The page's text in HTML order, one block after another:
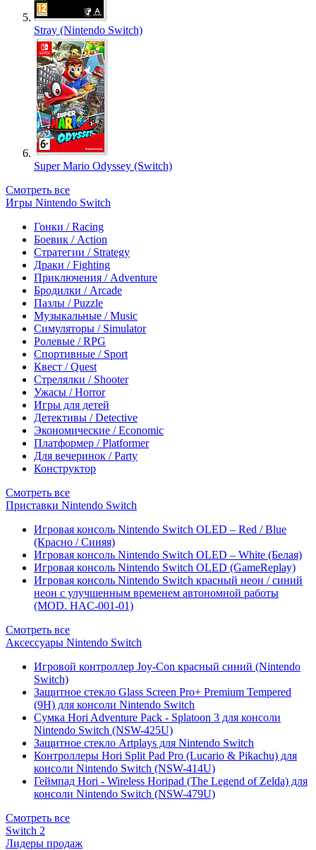
Stray (Nintendo Switch)
Super Mario Odyssey (Switch)
Смотреть все
Игры Nintendo Switch
Гонки / Racing
Боевик / Action
Стратегии / Strategy
Драки / Fighting
Приключения / Adventure
Бродилки / Arcade
Пазлы / Puzzle
Музыкальные / Music
Симуляторы / Simulator
Ролевые / RPG
Спортивные / Sport
Квест / Quest
Стрелялки / Shooter
Ужасы / Horror
Игры для детей
Детективы / Detective
Экономические / Economic
Платформер / Platformer
Для вечеринок / Party
Конструктор
Смотреть все
Приставки Nintendo Switch
Игровая консоль Nintendo Switch OLED – Red / Blue
(Красно / Синяя)
Игровая консоль Nintendo Switch OLED – White (Белая)
Игровая консоль Nintendo Switch OLED (GameReplay)
Игровая консоль Nintendo Switch красный неон / синий
неон с улучшенным временем автономной работы
(MOD. HAC-001-01)
Смотреть все
Аксессуары Nintendo Switch
Игровой контроллер Joy-Con красный синий (Nintendo
Switch)
Защитное стекло Glass Screen Pro+ Premium Tempered
(9H) для консоли Nintendo Switch
Сумка Hori Adventure Pack - Splatoon 3 для консоли
Nintendo Switch (NSW-425U)
Защитное стекло Artplays для Nintendo Switch
Контроллеры Hori Split Pad Pro (Lucario & Pikachu) для
консоли Nintendo Switch (NSW-414U)
Геймпад Hori - Wireless Horipad (The Legend of Zelda) для
консоли Nintendo Switch (NSW-479U)
Смотреть все
Switch 2
Лидеры продаж